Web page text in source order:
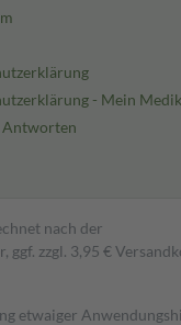
- Mein
Antworten
nach der
zzgl. 3,95 €
etwaiger